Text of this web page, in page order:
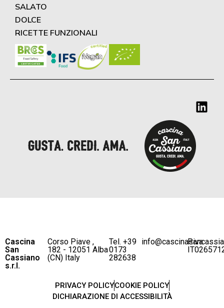
SALATO
DOLCE
RICETTE FUNZIONALI
Cascina
San
Cassiano
s.r.l.
Corso Piave ,
182 - 12051 Alba
(CN) Italy
Tel. +39
0173
282638
P.iva
PRIVACY POLICYCOOKIE POLICY
DICHIARAZIONE DI ACCESSIBILITÀ